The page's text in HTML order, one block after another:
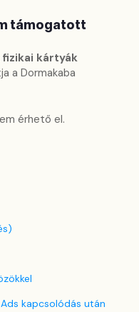
támogatott
fizikai kártyák
a Dormakaba
érhető el.
kapcsolódás után